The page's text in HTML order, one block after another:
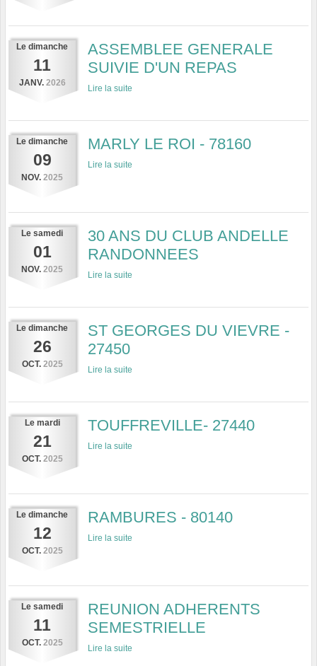
Le dimanche
11
JANV. 2026
ASSEMBLEE GENERALE
SUIVIE D'UN REPAS
Lire la suite
Le dimanche
09
NOV. 2025
MARLY LE ROI - 78160
Lire la suite
Le samedi
01
NOV. 2025
30 ANS DU CLUB ANDELLE
RANDONNEES
Lire la suite
Le dimanche
26
OCT. 2025
ST GEORGES DU VIEVRE -
27450
Lire la suite
Le mardi
21
OCT. 2025
TOUFFREVILLE- 27440
Lire la suite
Le dimanche
12
OCT. 2025
RAMBURES - 80140
Lire la suite
Le samedi
11
OCT. 2025
REUNION ADHERENTS
SEMESTRIELLE
Lire la suite